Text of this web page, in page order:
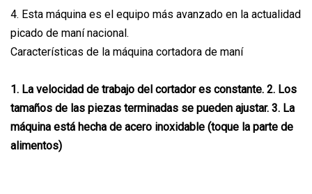
4. Esta máquina es el equipo más avanzado en la actualidad
picado de maní nacional.
Características de la máquina cortadora de maní
1. La velocidad de trabajo del cortador es constante. 2. Los
tamaños de las piezas terminadas se pueden ajustar. 3. La
máquina está hecha de acero inoxidable (toque la parte de
alimentos)